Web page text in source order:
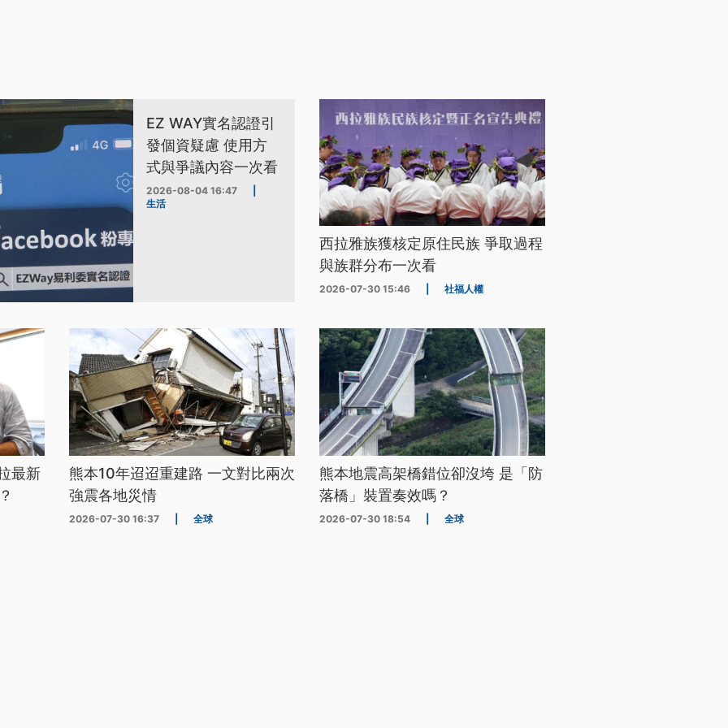
EZ WAY實名認證引
發個資疑慮 使用方
式與爭議內容一次看
2026-08-04 16:47
生活
西拉雅族獲核定原住民族 爭取過程
與族群分布一次看
2026-07-30 15:46 社福人權
最新
熊本10年迢迢重建路 一文對比兩次
強震各地災情
2026-07-30 16:37 全球
熊本地震高架橋錯位卻沒垮 是「防
落橋」裝置奏效嗎？
2026-07-30 18:54 全球